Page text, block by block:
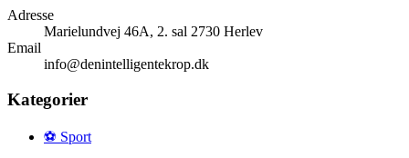
Adresse
Marielundvej 46A, 2. sal 2730 Herlev
Email
info@denintelligentekrop.dk
Kategorier
⚽ Sport